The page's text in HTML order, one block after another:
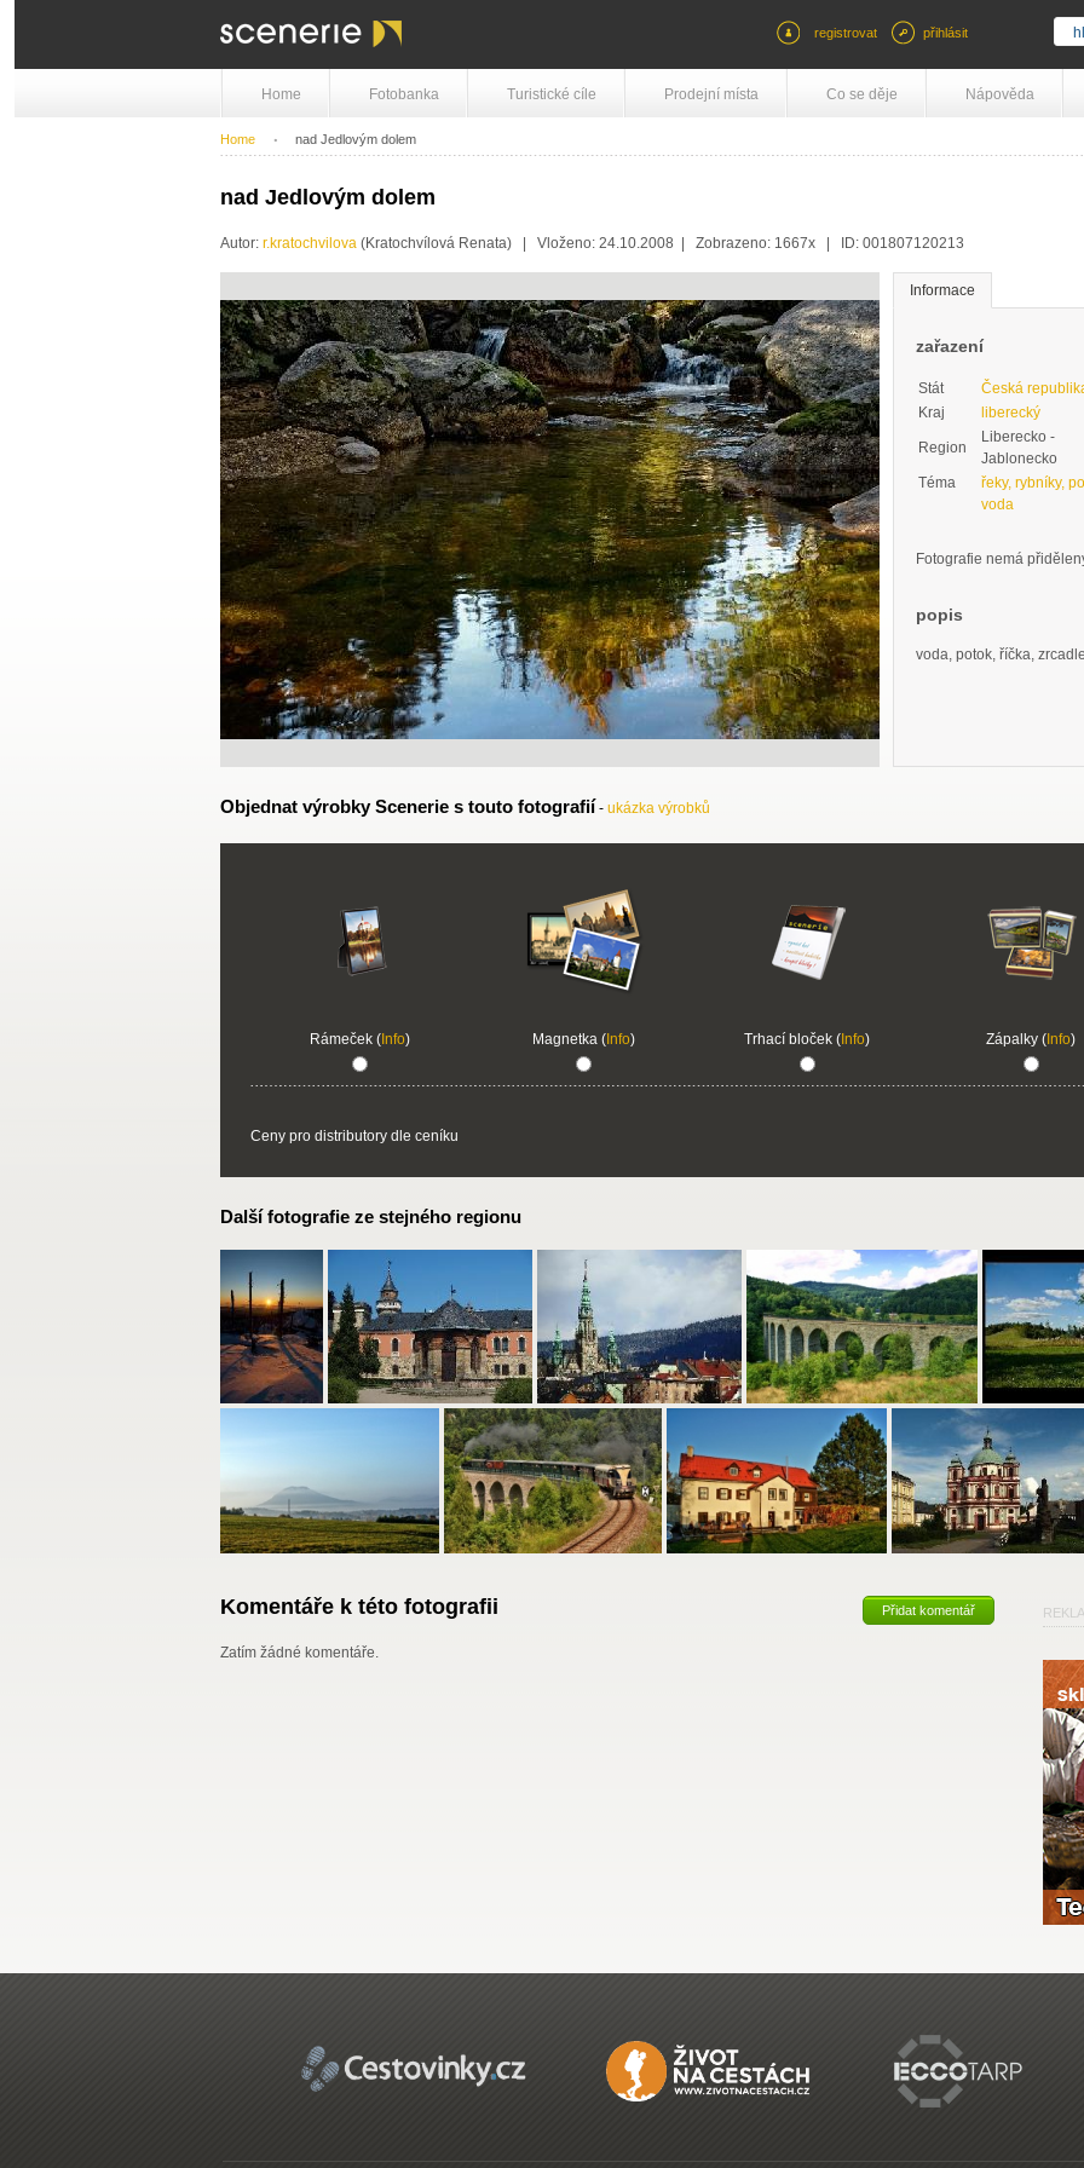
registrovat přihlásit
Home Fotobanka Turistické cíle Prodejní místa Co se děje Nápověda
Home nad Jedlovým dolem
nad Jedlovým dolem
Autor: r.kratochvilova (Kratochvílová Renata) | Vloženo: 24.10.2008 | Zobrazeno: 1667x | ID: 001807120213
zařazení
Stát
Česká
Kraj
liberecký
Region
Liberecko -
Jablonecko
Téma
řeky, rybníky,
voda
Fotografie nemá
popis
voda, potok, říčka,
Informace
Objednat výrobky Scenerie s touto fotografií - ukázka výrobků
Rámeček (Info) Magnetka (Info) Trhací bloček ( Info) Zápalky ( Info)
Ceny pro distributory dle ceníku
Další fotografie ze stejného regionu
Komentáře k této fotografii Přidat komentář
Zatím žádné komentáře.